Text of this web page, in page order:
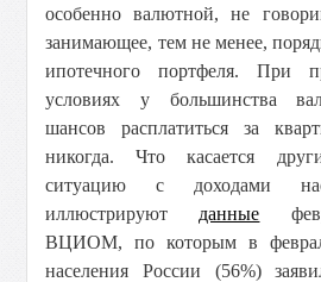
особенно валютной, не
занимающее, тем не менее,
ипотечного портфеля. При
условиях у большинства
шансов расплатиться за
никогда. Что касается
ситуацию с доходами
иллюстрируют данные
ВЦИОМ, по которым в
населения России (56%)